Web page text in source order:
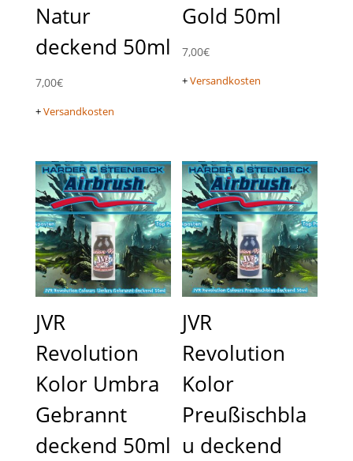
Natur
deckend 50ml
7,00€
+Versandkosten
Gold 50ml
7,00€
+Versandkosten
JVR
Revolution
Kolor Umbra
Gebrannt
deckend 50ml
JVR
Revolution
Kolor
Preußischbla
u deckend